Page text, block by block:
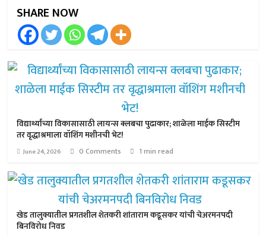
SHARE NOW
विद्यार्थ्यांच्या विकासासाठी लायन्स क्लबचा पुढाकार; शाळेला माईक सिस्टीम
तर वृद्धाश्रमाला वॉशिंग मशीनची भेट!
June 24, 2026 0 Comments 1 min read
खेड तालुक्यातील प्रगतशील शेतकरी शांताराम कडूसकर यांची चेअरमनपदी
बिनविरोध निवड